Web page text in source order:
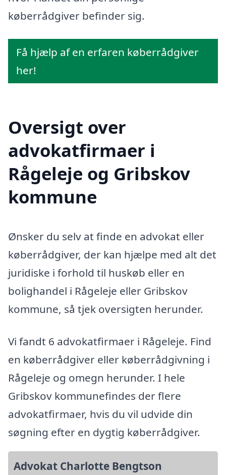
køberrådgiver befinder sig.
Få hjælp af en erfaren køberrådgiver
her!
Oversigt over
advokatfirmaer i
Rågeleje og Gribskov
kommune
Ønsker du selv at finde en advokat eller
køberrådgiver, der kan hjælpe med alt det
juridiske i forhold til huskøb eller en
bolighandel i Rågeleje eller Gribskov
kommune, så tjek oversigten herunder.
Vi fandt 6 advokatfirmaer i Rågeleje. Find
en køberrådgiver eller køberrådgivning i
Rågeleje og omegn herunder. I hele
Gribskov kommunefindes der flere
advokatfirmaer, hvis du vil udvide din
søgning efter en dygtig køberrådgiver.
Advokat Charlotte Bengtson